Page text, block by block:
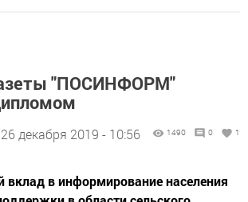
"ПОСИНФОРМ"
26 декабря 2019 - 10:56 1490 0 1
вклад в информирование населения